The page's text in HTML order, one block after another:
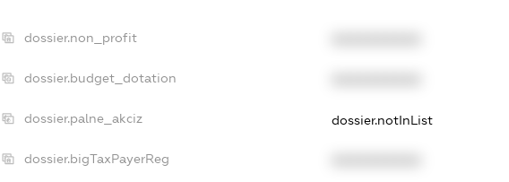
dossier.non_profit
dossier.budget_dotation
dossier.palne_akciz dossier.notInList
dossier.bigTaxPayerReg